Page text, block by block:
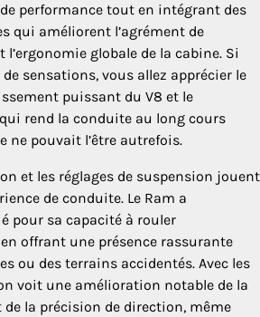
performance tout en intégrant des
qui améliorent l’agrément de
globale de la cabine. Si
sensations, vous allez apprécier le
puissant du V8 et le
rend la conduite au long cours
ne pouvait l’être autrefois.
et les réglages de suspension jouent
de conduite. Le Ram a
pour sa capacité à rouler
offrant une présence rassurante
ou des terrains accidentés. Avec les
voit une amélioration notable de la
la précision de direction, même